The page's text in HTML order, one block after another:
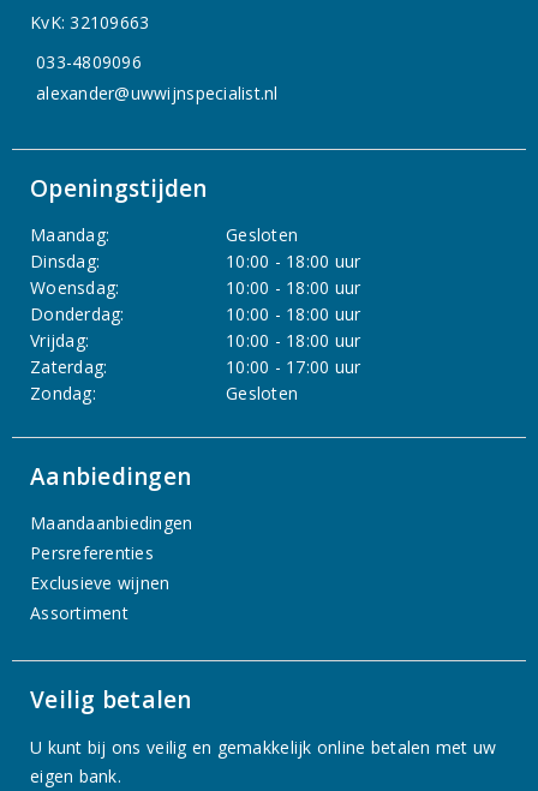
KvK: 32109663
033-4809096
alexander@uwwijnspecialist.nl
Openingstijden
Maandag:
Gesloten
Dinsdag:
10:00 - 18:00 uur
Woensdag:
10:00 - 18:00 uur
Donderdag:
10:00 - 18:00 uur
Vrijdag:
10:00 - 18:00 uur
Zaterdag:
10:00 - 17:00 uur
Zondag:
Gesloten
Aanbiedingen
Maandaanbiedingen
Persreferenties
Exclusieve wijnen
Assortiment
Veilig betalen
U kunt bij ons veilig en gemakkelijk online betalen met uw
eigen bank.